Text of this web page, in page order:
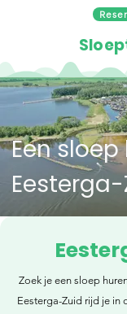
Een
Zoek je een sloep
Eesterga-Zuid rijd je in